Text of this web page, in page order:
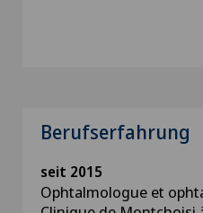
Berufserfahrung
seit 2015
Ophtalmologue et